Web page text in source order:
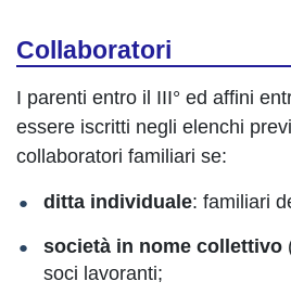
Collaboratori
I parenti entro il III° ed affini
essere iscritti negli elenchi
collaboratori familiari se:
ditta individuale: familiari
società in nome collettivo
soci lavoranti;